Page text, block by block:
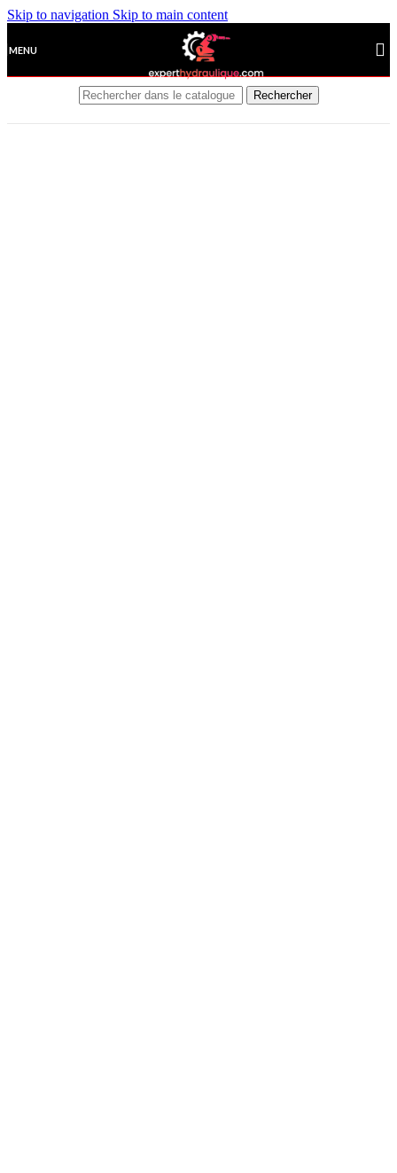
Skip to navigation Skip to main content
MENU
Rechercher